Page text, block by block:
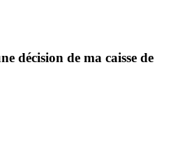
décision de ma caisse de